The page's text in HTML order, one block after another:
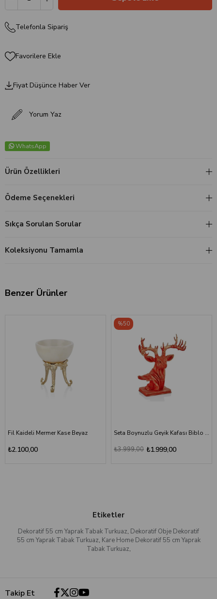
Telefonla Sipariş
Favorilere Ekle
Fiyat Düşünce Haber Ver
Yorum Yaz
WhatsApp
Ürün Özellikleri
Ödeme Seçenekleri
Sıkça Sorulan Sorular
Koleksiyonu Tamamla
Benzer Ürünler
Fil Kaideli Mermer Kase Beyaz
₺2.100,00
Seta Boynuzlu Geyik Kafası Biblo Kırmızı
₺1.999,00
₺3.999,00
%50
Etiketler
Dekoratif 55 cm Yaprak Tabak Turkuaz, Dekoratif Obje Dekoratif
55 cm Yaprak Tabak Turkuaz, Kare Home Dekoratif 55 cm Yaprak
Tabak Turkuaz,
Takip Et